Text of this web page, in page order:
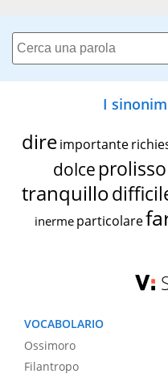
I
dire importante
dolce prolisso
tranquillo
inerme particolare
VOCABOLARIO
Ossimoro
Filantropo